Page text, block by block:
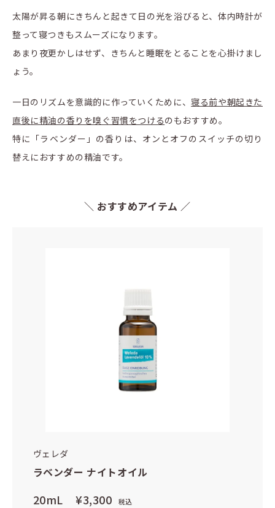
太陽が昇る朝にきちんと起きて日の光を浴びると、体内時計が
整って寝つきもスムーズになります。
あまり夜更かしはせず、きちんと睡眠をとることを心掛けまし
ょう。
一日のリズムを意識的に作っていくために、寝る前や朝起きた
直後に精油の香りを嗅ぐ習慣をつけるのもおすすめ。
特に「ラベンダー」の香りは、オンとオフのスイッチの切り
替えにおすすめの精油です。
＼ おすすめアイテム ／
ヴェレダ
ラベンダー ナイトオイル
20mL ¥3,300 税込